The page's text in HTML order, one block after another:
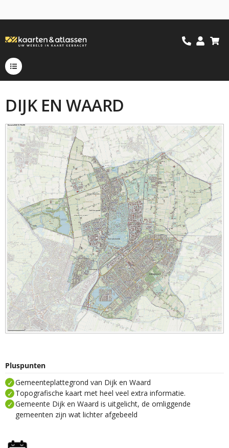
DIJK EN WAARD
Pluspunten
Gemeenteplattegrond van Dijk en Waard
Topografische kaart met heel veel extra informatie.
Gemeente Dijk en Waard is uitgelicht, de omliggende
gemeenten zijn wat lichter afgebeeld